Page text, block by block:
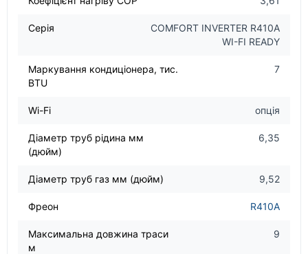
Серія
COMFORT INVERTER R410A
WI-FI READY
Маркування кондиціонера, тис.
BTU
7
Wi-Fi опція
Діаметр труб рідина мм
(дюйм)
6,35
Діаметр труб газ мм (дюйм) 9,52
Фреон R410A
Максимальна довжина траси
м
9